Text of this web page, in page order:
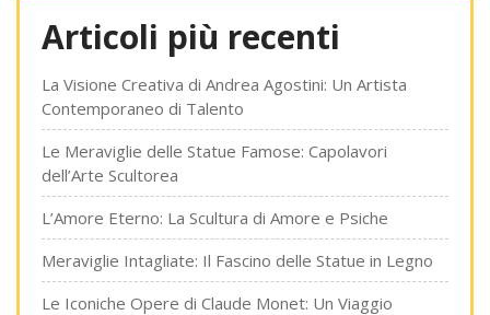
Articoli più recenti
La Visione Creativa di Andrea Agostini: Un Artista
Contemporaneo di Talento
Le Meraviglie delle Statue Famose: Capolavori
dell’Arte Scultorea
L’Amore Eterno: La Scultura di Amore e Psiche
Meraviglie Intagliate: Il Fascino delle Statue in Legno
Le Iconiche Opere di Claude Monet: Un Viaggio